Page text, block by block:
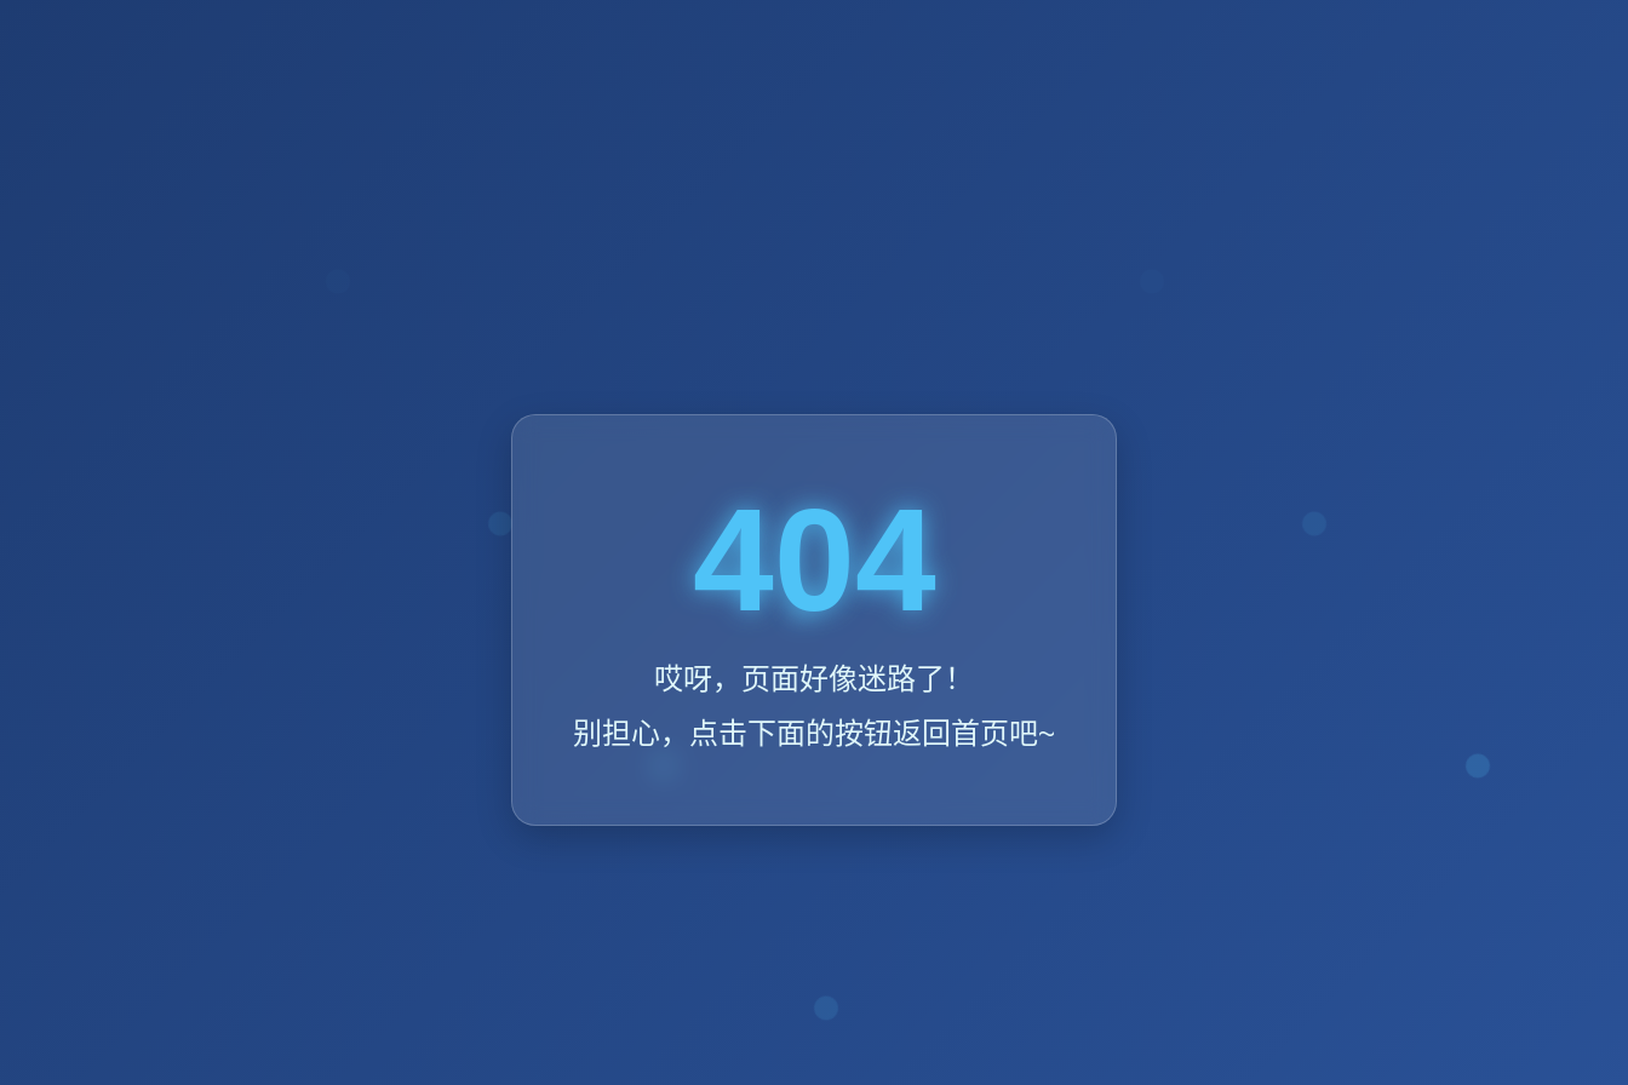
404
哎呀，页面好像迷路了！
别担心，点击下面的按钮返回首页吧~